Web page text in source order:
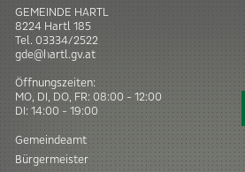
GEMEINDE HARTL
8224 Hartl185
Tel. 03334/2522
gde@hartl.gv.at
Öffnungszeiten:
MO, DI, DO, FR: 08:00 - 12:00
DI: 14:00 - 19:00
Gemeindeamt
Bürgermeister